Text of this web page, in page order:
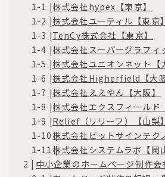
株式会社hypex【東京】
株式会社ユーティル【東京】
TenCy株式会社【東京】
株式会社スーパーグラフィ
株式会社ユニオンネット【
株式会社Higherfield【大阪
株式会社ええやん【大阪】
株式会社エクスフィールド
Relief（リリーフ）【山梨】
株式会社ビットサインテク
株式会社システムラボ【岡
中小企業のホームページ制作会